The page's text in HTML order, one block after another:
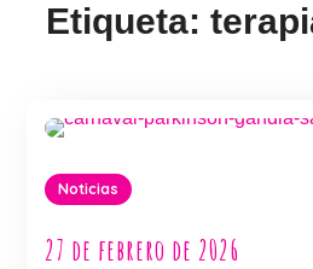
Etiqueta:
Noticias
27 de febrero de 2026